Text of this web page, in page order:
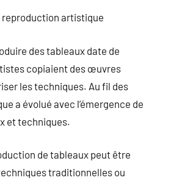
reproduction artistique
des tableaux date de
copiaient des œuvres
les techniques. Au fil des
a évolué avec l’émergence de
et techniques.
de tableaux peut être
traditionnelles ou